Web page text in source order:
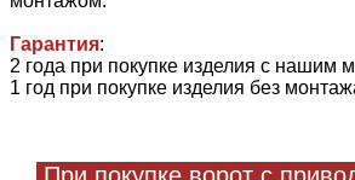
Гарантия:
2 года при покупке изделия с нашим
1 год при покупке изделия без